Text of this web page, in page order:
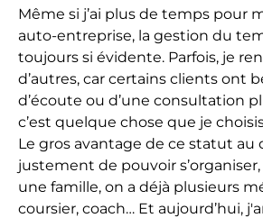
Même si j’ai plus de temps pour
auto-entreprise, la gestion du
toujours si évidente. Parfois, je
d’autres, car certains clients ont
d’écoute ou d’une consultation
c’est quelque chose que je
Le gros avantage de ce statut au
justement de pouvoir
une famille, on a déjà plusieurs
coursier, coach… Et aujourd’hui,